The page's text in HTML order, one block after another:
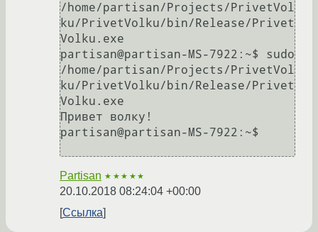
/home/partisan/Projects/PrivetVol
ku/PrivetVolku/bin/Release/Privet
Volku.exe
partisan@partisan-MS-7922:~$ sudo
/home/partisan/Projects/PrivetVol
ku/PrivetVolku/bin/Release/Privet
Volku.exe
Привет волку!
partisan@partisan-MS-7922:~$
Partisan ★★★★★
20.10.2018 08:24:04 +00:00
Ссылка